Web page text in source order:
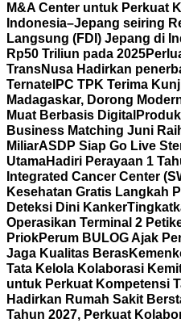
M&A Center untuk Perkuat
Indonesia–Jepang seiring
Langsung (FDI) Jepang di
Rp50 Triliun pada 2025
TransNusa Hadirkan
Ternate IPC TPK Terima
Madagaskar, Dorong
Muat Berbasis Digital
Business Matching Juni
MiliarASDP Siap Go Live
UtamaHadiri Perayaan 1
Integrated Cancer Center
Kesehatan Gratis Langkah
Deteksi Dini Kanker
Operasikan Terminal 2
PriokPerum BULOG Ajak
Jaga Kualitas Beras
Tata Kelola Kolaborasi
untuk Perkuat Kompetensi
Hadirkan Rumah Sakit
Tahun 2027, Perkuat